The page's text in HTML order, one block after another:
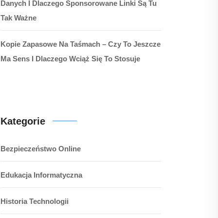
Danych I Dlaczego Sponsorowane Linki Są Tu
Tak Ważne
Kopie Zapasowe Na Taśmach – Czy To Jeszcze
Ma Sens I Dlaczego Wciąż Się To Stosuje
Kategorie
Bezpieczeństwo Online
Edukacja Informatyczna
Historia Technologii